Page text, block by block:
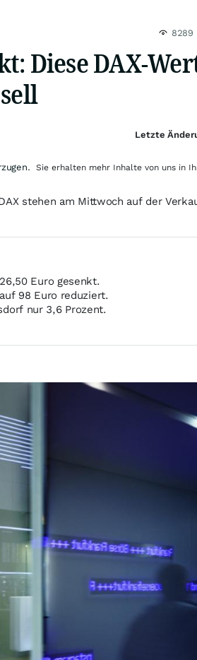
8289
Diese DAX-
stehen am Mittwoch auf der
Euro gesenkt.
98 Euro reduziert.
nur 3,6 Prozent.
Letzte
Sie erhalten mehr Inhalte von uns in